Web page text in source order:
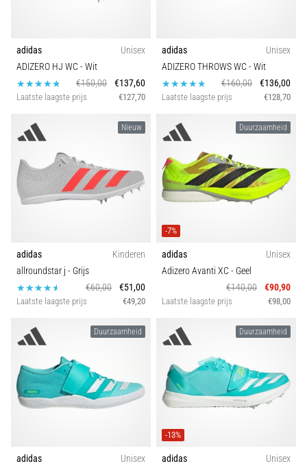
adidas
Unisex
ADIZERO HJ WC - Wit
€150,00
€137,60
Laatste laagste prijs €127,70
adidas
Unisex
ADIZERO THROWS WC - Wit
€160,00
€136,00
Laatste laagste prijs €128,70
Nieuw
adidas
Kinderen
allroundstar j - Grijs
€60,00
€51,00
Laatste laagste prijs €49,20
Duurzaamheid
-7%
adidas
Unisex
Adizero Avanti XC - Geel
€140,00
€90,90
Laatste laagste prijs €98,00
Duurzaamheid
adidas
Unisex
Duurzaamheid
-13%
adidas
Unisex